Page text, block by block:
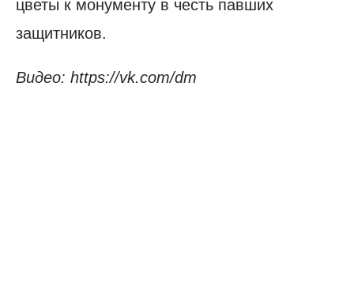
цветы к монументу в честь павших
защитников.
Видео: https://vk.com/dm